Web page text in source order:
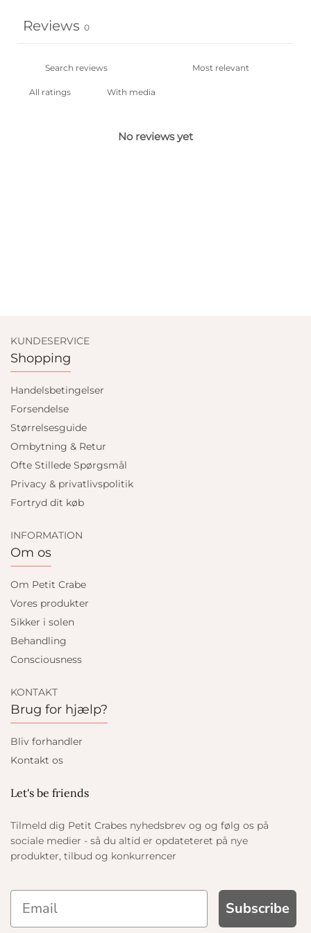
Reviews 0
With media
No reviews yet
KUNDESERVICE
Shopping
Handelsbetingelser
Forsendelse
Størrelsesguide
Ombytning & Retur
Ofte Stillede Spørgsmål
Privacy & privatlivspolitik
Fortryd dit køb
INFORMATION
Om os
Om Petit Crabe
Vores produkter
Sikker i solen
Behandling
Consciousness
KONTAKT
Brug for hjælp?
Bliv forhandler
Kontakt os
Let's be friends
Tilmeld dig Petit Crabes nyhedsbrev og og følg os på
sociale medier - så du altid er opdateteret på nye
produkter, tilbud og konkurrencer
Subscribe